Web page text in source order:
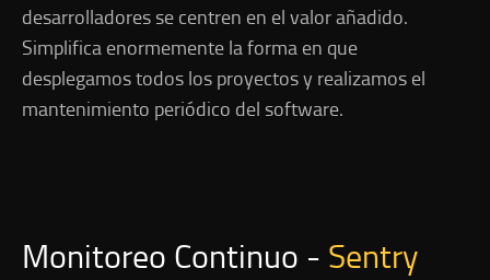
desarrolladores se centren en el valor añadido.
Simplifica enormemente la forma en que
desplegamos todos los proyectos y realizamos el
mantenimiento periódico del software.
Monitoreo Continuo - Sentry